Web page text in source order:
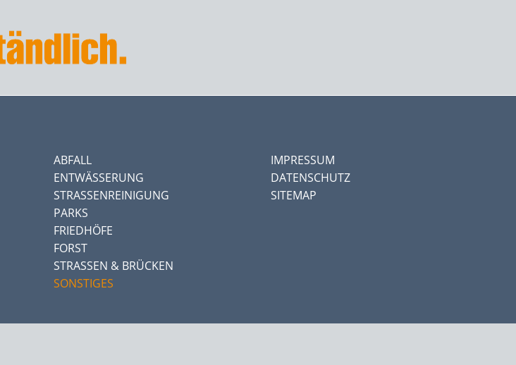
ABFALL
ENTWÄSSERUNG
STRASSENREINIGUNG
PARKS
FRIEDHÖFE
FORST
STRASSEN & BRÜCKEN
SONSTIGES
IMPRESSUM
DATENSCHUTZ
SITEMAP